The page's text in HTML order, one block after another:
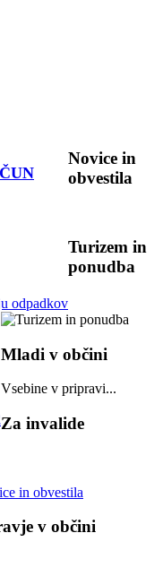
odpadkov
Novice in
obvestila
Turizem in
ponudba
Mladi v občini
Vsebine v pripravi...
Za invalide
in obvestila
v občini